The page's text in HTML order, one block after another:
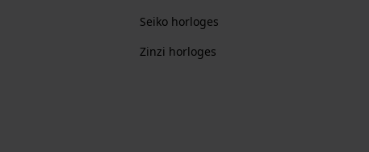
Seiko horloges
Zinzi horloges